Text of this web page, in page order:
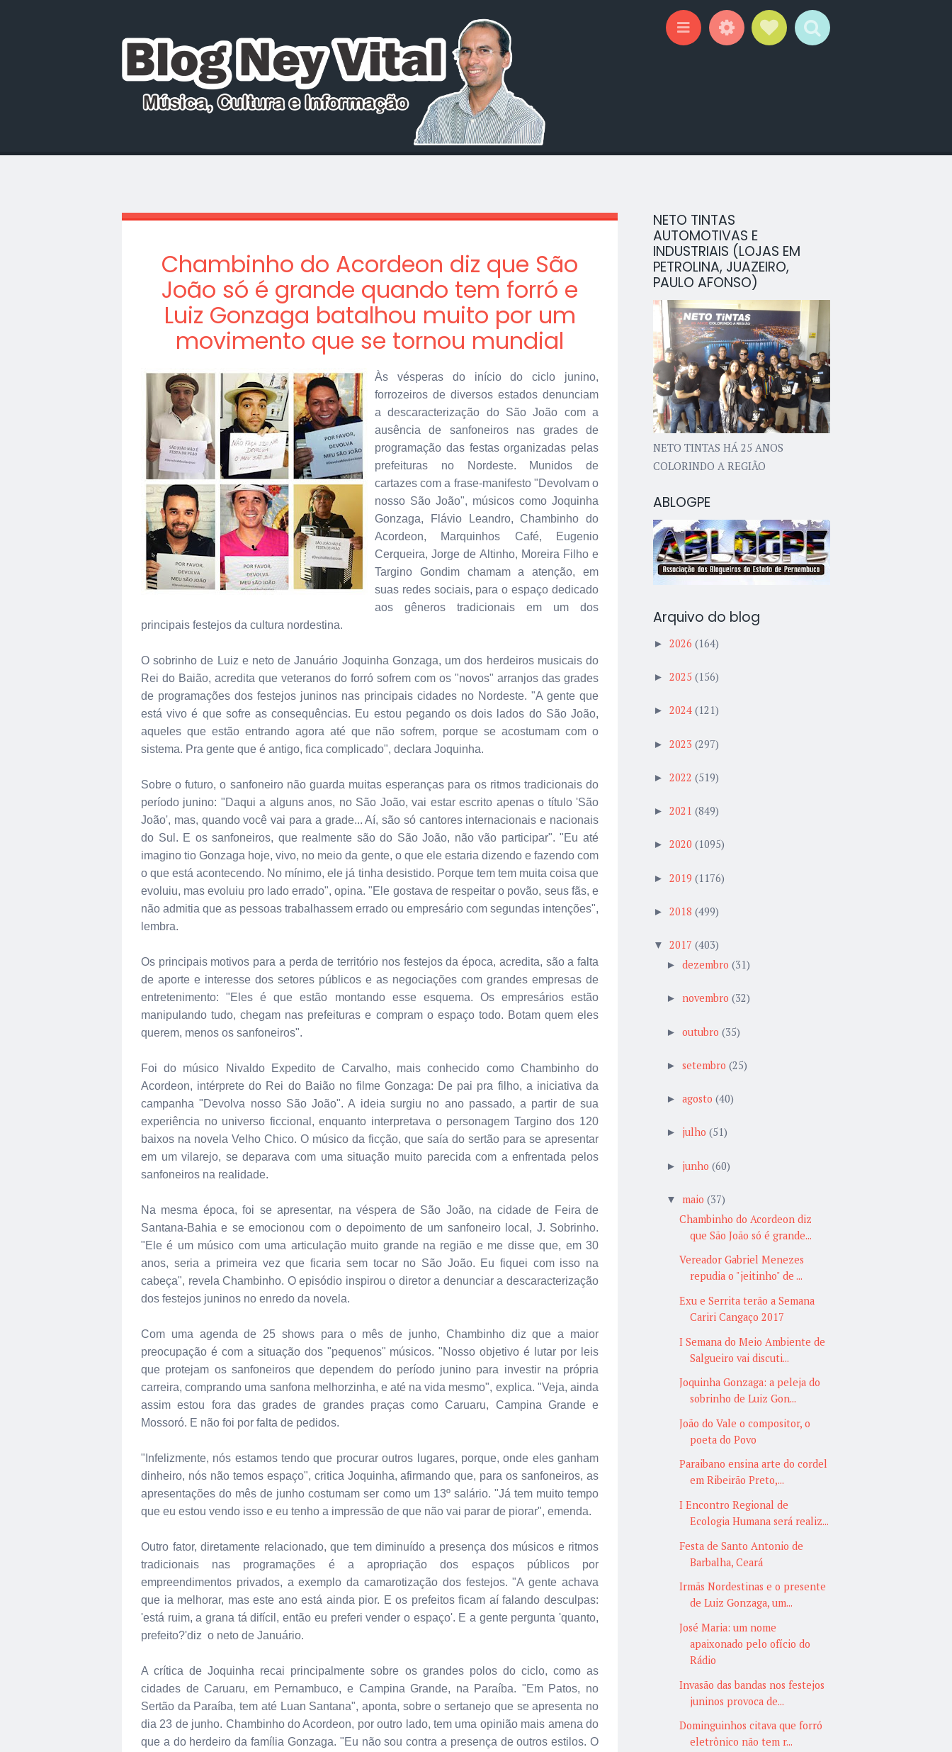
Chambinho do Acordeon diz que São
João só é grande quando tem forró e
Luiz Gonzaga batalhou muito por um
movimento que se tornou mundial
Às vésperas do início do ciclo junino,
forrozeiros de diversos estados denunciam
a descaracterização do São João com a
ausência de sanfoneiros nas grades de
programação das festas organizadas pelas
prefeituras no Nordeste. Munidos de
cartazes com a frase-manifesto "Devolvam o
nosso São João", músicos como Joquinha
Gonzaga, Flávio Leandro, Chambinho do
Acordeon, Marquinhos Café, Eugenio
Cerqueira, Jorge de Altinho, Moreira Filho e
Targino Gondim chamam a atenção, em
suas redes sociais, para o espaço dedicado
aos gêneros tradicionais em um dos
principais festejos da cultura nordestina.
O sobrinho de Luiz e neto de Januário Joquinha Gonzaga, um dos herdeiros musicais do
Rei do Baião, acredita que veteranos do forró sofrem com os "novos" arranjos das grades
de programações dos festejos juninos nas principais cidades no Nordeste. "A gente que
está vivo é que sofre as consequências. Eu estou pegando os dois lados do São João,
aqueles que estão entrando agora até que não sofrem, porque se acostumam com o
sistema. Pra gente que é antigo, fica complicado", declara Joquinha.
Sobre o futuro, o sanfoneiro não guarda muitas esperanças para os ritmos tradicionais do
período junino: "Daqui a alguns anos, no São João, vai estar escrito apenas o título 'São
João', mas, quando você vai para a grade... Aí, são só cantores internacionais e nacionais
do Sul. E os sanfoneiros, que realmente são do São João, não vão participar". "Eu até
imagino tio Gonzaga hoje, vivo, no meio da gente, o que ele estaria dizendo e fazendo com
o que está acontecendo. No mínimo, ele já tinha desistido. Porque tem tem muita coisa que
evoluiu, mas evoluiu pro lado errado", opina. "Ele gostava de respeitar o povão, seus fãs, e
não admitia que as pessoas trabalhassem errado ou empresário com segundas intenções",
lembra.
Os principais motivos para a perda de território nos festejos da época, acredita, são a falta
de aporte e interesse dos setores públicos e as negociações com grandes empresas de
entretenimento: "Eles é que estão montando esse esquema. Os empresários estão
manipulando tudo, chegam nas prefeituras e compram o espaço todo. Botam quem eles
querem, menos os sanfoneiros".
Foi do músico Nivaldo Expedito de Carvalho, mais conhecido como Chambinho do
Acordeon, intérprete do Rei do Baião no filme Gonzaga: De pai pra filho, a iniciativa da
campanha "Devolva nosso São João". A ideia surgiu no ano passado, a partir de sua
experiência no universo ficcional, enquanto interpretava o personagem Targino dos 120
baixos na novela Velho Chico. O músico da ficção, que saía do sertão para se apresentar
em um vilarejo, se deparava com uma situação muito parecida com a enfrentada pelos
sanfoneiros na realidade.
Na mesma época, foi se apresentar, na véspera de São João, na cidade de Feira de
Santana-Bahia e se emocionou com o depoimento de um sanfoneiro local, J. Sobrinho.
"Ele é um músico com uma articulação muito grande na região e me disse que, em 30
anos, seria a primeira vez que ficaria sem tocar no São João. Eu fiquei com isso na
cabeça", revela Chambinho. O episódio inspirou o diretor a denunciar a descaracterização
dos festejos juninos no enredo da novela.
Com uma agenda de 25 shows para o mês de junho, Chambinho diz que a maior
preocupação é com a situação dos "pequenos" músicos. "Nosso objetivo é lutar por leis
que protejam os sanfoneiros que dependem do período junino para investir na própria
carreira, comprando uma sanfona melhorzinha, e até na vida mesmo", explica. "Veja, ainda
assim estou fora das grades de grandes praças como Caruaru, Campina Grande e
Mossoró. E não foi por falta de pedidos.
"Infelizmente, nós estamos tendo que procurar outros lugares, porque, onde eles ganham
dinheiro, nós não temos espaço", critica Joquinha, afirmando que, para os sanfoneiros, as
apresentações do mês de junho costumam ser como um 13º salário. "Já tem muito tempo
que eu estou vendo isso e eu tenho a impressão de que não vai parar de piorar", emenda.
Outro fator, diretamente relacionado, que tem diminuído a presença dos músicos e ritmos
tradicionais nas programações é a apropriação dos espaços públicos por
empreendimentos privados, a exemplo da camarotização dos festejos. "A gente achava
que ia melhorar, mas este ano está ainda pior. E os prefeitos ficam aí falando desculpas:
'está ruim, a grana tá difícil, então eu preferi vender o espaço'. E a gente pergunta 'quanto,
prefeito?'diz o neto de Januário.
A crítica de Joquinha recai principalmente sobre os grandes polos do ciclo, como as
cidades de Caruaru, em Pernambuco, e Campina Grande, na Paraíba. "Em Patos, no
Sertão da Paraíba, tem até Luan Santana", aponta, sobre o sertanejo que se apresenta no
dia 23 de junho. Chambinho do Acordeon, por outro lado, tem uma opinião mais amena do
que a do herdeiro da família Gonzaga. "Eu não sou contra a presença de outros estilos. O
NETO TINTAS
AUTOMOTIVAS E
INDUSTRIAIS (LOJAS EM
PETROLINA, JUAZEIRO,
PAULO AFONSO)
NETO TINTAS HÁ 25 ANOS
COLORINDO A REGIÃO
ABLOGPE
Arquivo do blog
► 2026 (164)
► 2025 (156)
► 2024 (121)
► 2023 (297)
► 2022 (519)
► 2021 (849)
► 2020 (1095)
► 2019 (1176)
► 2018 (499)
▼ 2017 (403)
► dezembro (31)
► novembro (32)
► outubro (35)
► setembro (25)
► agosto (40)
► julho (51)
► junho (60)
▼ maio (37)
Chambinho do Acordeon diz
que São João só é grande...
Vereador Gabriel Menezes
repudia o "jeitinho" de ...
Exu e Serrita terão a Semana
Cariri Cangaço 2017
I Semana do Meio Ambiente de
Salgueiro vai discuti...
Joquinha Gonzaga: a peleja do
sobrinho de Luiz Gon...
João do Vale o compositor, o
poeta do Povo
Paraibano ensina arte do cordel
em Ribeirão Preto,...
I Encontro Regional de
Ecologia Humana será realiz...
Festa de Santo Antonio de
Barbalha, Ceará
Irmãs Nordestinas e o presente
de Luiz Gonzaga, um...
José Maria: um nome
apaixonado pelo ofício do
Rádio
Invasão das bandas nos festejos
juninos provoca de...
Dominguinhos citava que forró
eletrônico não tem r...